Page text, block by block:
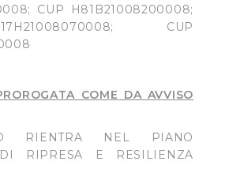
CUP H81B21008200008;
CUP
COME DA AVVISO
RIENTRA NEL PIANO
RIPRESA E RESILIENZA